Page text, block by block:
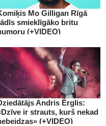
Mo Gilligan Rīgā
smieklīgāko britu
(+VIDEO)
Andris Ērglis:
ir strauts, kurš nekad
(+VIDEO)